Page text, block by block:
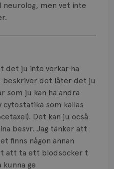
men vet inte
det ju inte verkar ha
beskriver det låter det ju
som ju kan ha andra
cytostatika som kallas
Det kan ju ocså
besvr. Jag tänker att
finns någon annan
att ta ett blodsocker t
kunna ge